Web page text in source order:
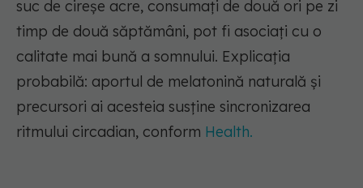
suc de cireșe acre, consumați de două ori pe zi
timp de două săptămâni, pot fi asociați cu o
calitate mai bună a somnului. Explicația
probabilă: aportul de melatonină naturală și
precursori ai acesteia susține sincronizarea
ritmului circadian, conform Health.